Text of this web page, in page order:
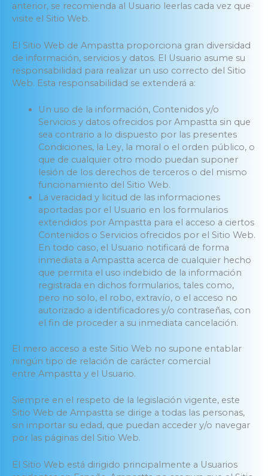
anterior, se recomienda al Usuario leerlas cada vez que
visite el Sitio Web.
El Sitio Web de Ampastta proporciona gran diversidad
de información, servicios y datos. El Usuario asume su
responsabilidad para realizar un uso correcto del Sitio
Web. Esta responsabilidad se extenderá a:
Un uso de la información, Contenidos y/o
Servicios y datos ofrecidos por Ampastta sin que
sea contrario a lo dispuesto por las presentes
Condiciones, la Ley, la moral o el orden público, o
que de cualquier otro modo puedan suponer
lesión de los derechos de terceros o del mismo
funcionamiento del Sitio Web.
La veracidad y licitud de las informaciones
aportadas por el Usuario en los formularios
extendidos por Ampastta para el acceso a ciertos
Contenidos o Servicios ofrecidos por el Sitio Web.
En todo caso, el Usuario notificará de forma
inmediata a Ampastta acerca de cualquier hecho
que permita el uso indebido de la información
registrada en dichos formularios, tales como,
pero no solo, el robo, extravío, o el acceso no
autorizado a identificadores y/o contraseñas, con
el fin de proceder a su inmediata cancelación.
El mero acceso a este Sitio Web no supone entablar
ningún tipo de relación de carácter comercial
entre Ampastta y el Usuario.
Siempre en el respeto de la legislación vigente, este
Sitio Web de Ampastta se dirige a todas las personas,
sin importar su edad, que puedan acceder y/o navegar
por las páginas del Sitio Web.
El Sitio Web está dirigido principalmente a Usuarios